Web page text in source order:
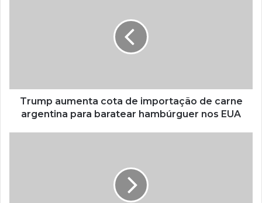
Trump aumenta cota de importação de carne
argentina para baratear hambúrguer nos EUA